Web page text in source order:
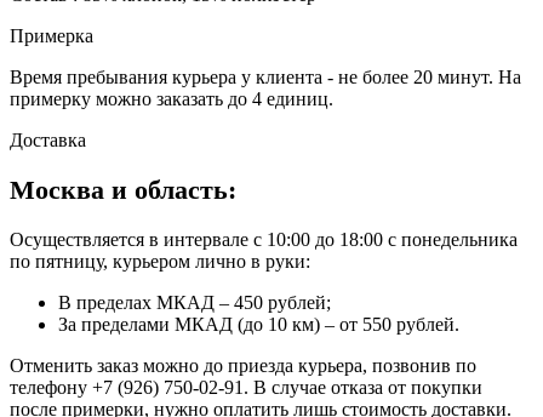
Примерка
Время пребывания курьера у клиента - не более 20 минут. На
примерку можно заказать до 4 единиц.
Доставка
Москва и область:
Осуществляется в интервале с 10:00 до 18:00 с понедельника
по пятницу, курьером лично в руки:
В пределах МКАД – 450 рублей;
За пределами МКАД (до 10 км) – от 550 рублей.
Отменить заказ можно до приезда курьера, позвонив по
телефону +7 (926) 750-02-91. В случае отказа от покупки
после примерки, нужно оплатить лишь стоимость доставки.